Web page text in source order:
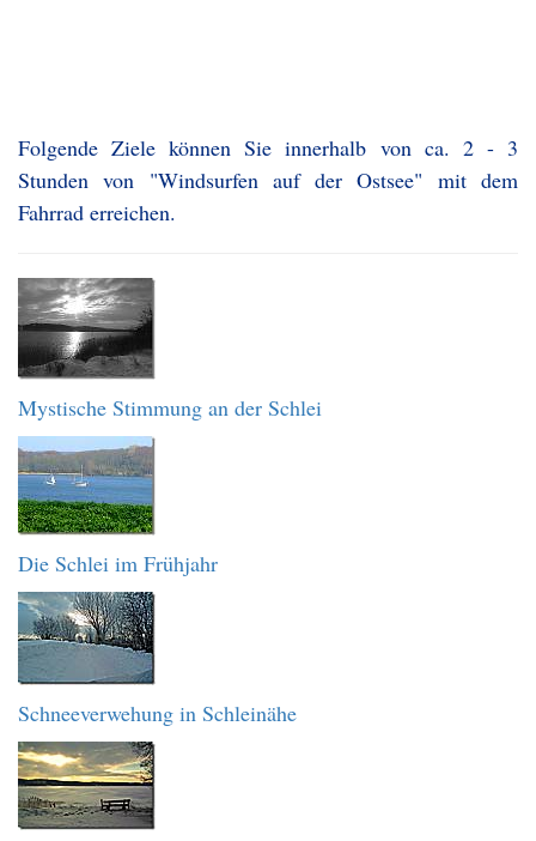
Folgende Ziele können Sie innerhalb von ca. 2 - 3
Stunden von "Windsurfen auf der Ostsee" mit dem
Fahrrad erreichen.
Mystische Stimmung an der Schlei
Die Schlei im Frühjahr
Schneeverwehung in Schleinähe